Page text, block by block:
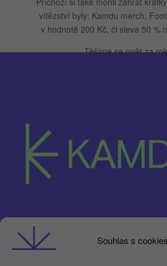
Souhlas s cookies
vítězství byly: Kamdu merch,
v hodnotě 200 Kč, či sleva 50 %
Těšíme se opět za
Obchodní podmínky
GDPR